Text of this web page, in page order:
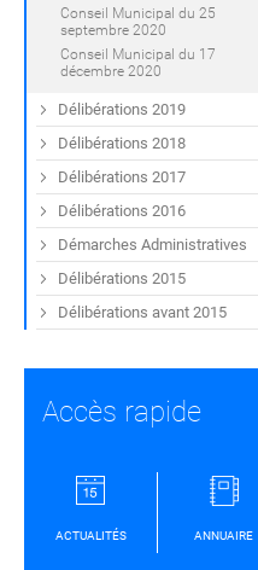
Conseil Municipal du 25
septembre 2020
Conseil Municipal du 17
décembre 2020
Délibérations 2019
Délibérations 2018
Délibérations 2017
Délibérations 2016
Démarches Administratives
Délibérations 2015
Délibérations avant 2015
Accès rapide
ACTUALITÉS ANNUAIRE